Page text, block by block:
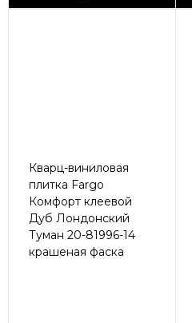
Кварц-виниловая
плитка Fargo
Комфорт клеевой
Дуб Лондонский
Туман 20-81996-14
крашеная фаска